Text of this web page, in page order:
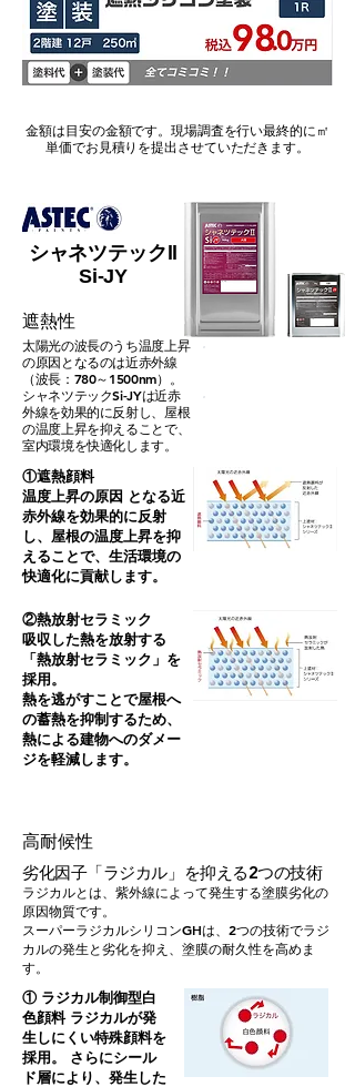
金額は目安の金額です。現場調査を行い最終的に㎡
単価でお見積りを提出させていただきます。
​シャネツテックll
Si-JY
​遮熱性
太陽光の波長のうち温度上昇
の原因となるのは近赤外線
（波長：780～1500nm）。
シャネツテックSi-JYは近赤
外線を効果的に反射し、屋根
の温度上昇を抑えることで、
室内環境を快適化します。
①遮熱顔料
温度上昇の原因 となる近
赤外線を効果的に反射
し、屋根の温度上昇を抑
えることで、生活環境の
快適化に貢献します。
②熱放射セラミック
吸収した熱を放射する
「熱放射セラミック」を
採用。
熱を逃がすことで屋根へ
の蓄熱を抑制するため、
熱による建物へのダメー
ジを軽減します。
​高耐候性
劣化因子「ラジカル」を抑える2つの技術
ラジカルとは、紫外線によって発生する塗膜劣化の
原因物質です。
スーパーラジカルシリコンGHは、2つの技術でラジ
カルの発生と劣化を抑え、塗膜の耐久性を高めま
す。
① ラジカル制御型白
色顔料 ラジカルが発
生しにくい特殊顔料を
採用。 さらにシール
ド層により、発生した